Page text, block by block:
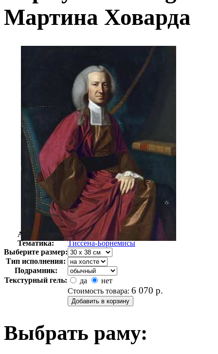
Мартина Ховарда
Автор:
Неизвестно
Арт-стиль
Импрессионизм
Тематика:
Тиссена-Борнемисы
Выберите размер:
Тип исполнения:
Подрамник:
Текстурный гель:
да
нет
Стоимость товара: 6 070 р.
Выбрать раму: